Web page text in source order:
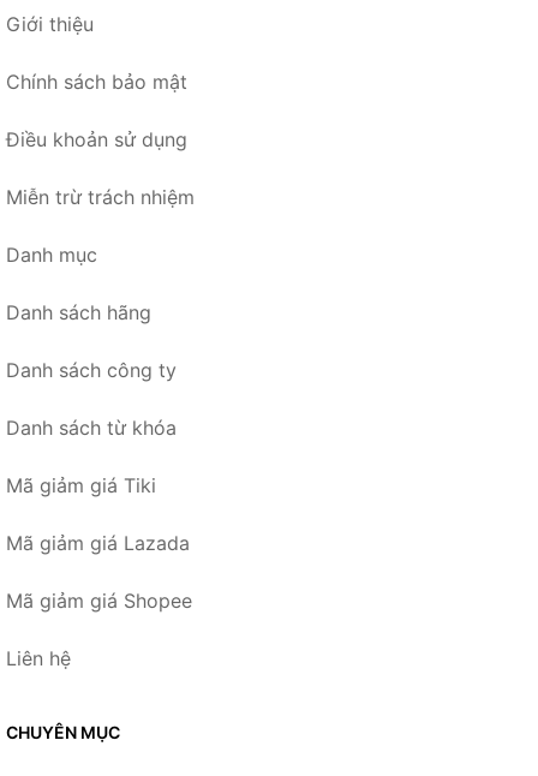
Giới thiệu
Chính sách bảo mật
Điều khoản sử dụng
Miễn trừ trách nhiệm
Danh mục
Danh sách hãng
Danh sách công ty
Danh sách từ khóa
Mã giảm giá Tiki
Mã giảm giá Lazada
Mã giảm giá Shopee
Liên hệ
CHUYÊN MỤC